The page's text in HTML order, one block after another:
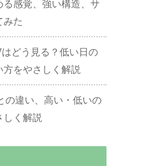
感覚、強い構造、サ
みた
どう見る？低い日の
をやさしく解説
の違い、高い・低いの
しく解説